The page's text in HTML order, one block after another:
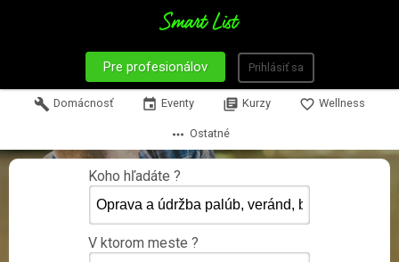
Pre profesionálov Prihlásiť sa
build Domácnosť event Eventy library_books Kurzy favorite_border Wellness
more_horiz Ostatné
Koho hľadáte ?
V ktorom meste ?